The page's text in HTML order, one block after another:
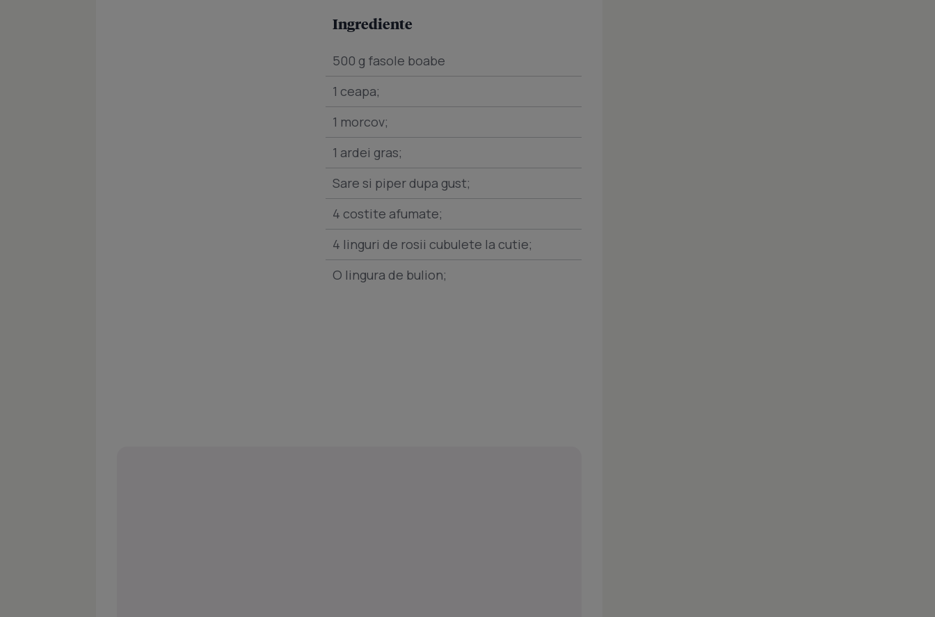
Ingrediente
500 g fasole boabe
1 ceapa;
1 morcov;
1 ardei gras;
Sare si piper dupa gust;
4 costite afumate;
4 linguri de rosii cubulete la cutie;
O lingura de bulion;